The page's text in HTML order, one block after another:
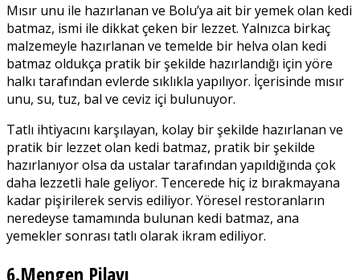
Mısır unu ile hazırlanan ve Bolu’ya ait bir yemek olan kedi
batmaz, ismi ile dikkat çeken bir lezzet. Yalnızca birkaç
malzemeyle hazırlanan ve temelde bir helva olan kedi
batmaz oldukça pratik bir şekilde hazırlandığı için yöre
halkı tarafından evlerde sıklıkla yapılıyor. İçerisinde mısır
unu, su, tuz, bal ve ceviz içi bulunuyor.
Tatlı ihtiyacını karşılayan, kolay bir şekilde hazırlanan ve
pratik bir lezzet olan kedi batmaz, pratik bir şekilde
hazırlanıyor olsa da ustalar tarafından yapıldığında çok
daha lezzetli hale geliyor. Tencerede hiç iz bırakmayana
kadar pişirilerek servis ediliyor. Yöresel restoranların
neredeyse tamamında bulunan kedi batmaz, ana
yemekler sonrası tatlı olarak ikram ediliyor.
6.Mengen Pilavı